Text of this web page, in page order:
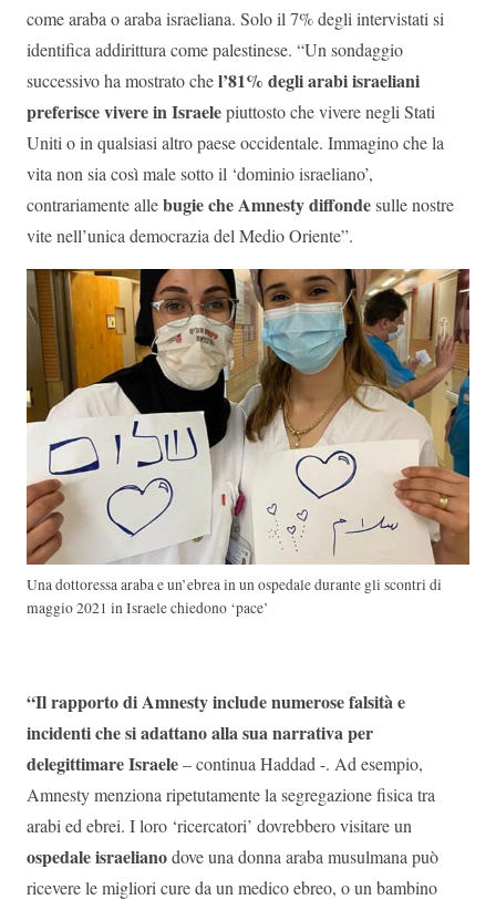
come araba o araba israeliana. Solo il 7% degli intervistati si
identifica addirittura come palestinese. “Un sondaggio
successivo ha mostrato chel’81% degli arabi israeliani
preferisce vivere in Israelepiuttosto che vivere negli Stati
Uniti o in qualsiasi altro paese occidentale. Immagino che la
vita non sia così male sotto il ‘dominio israeliano’,
contrariamente allebugie che Amnesty diffondesulle nostre
vite nell’unica democrazia del Medio Oriente”.
Una dottoressa araba e un’ebrea in un ospedale durante gli scontri di
maggio 2021 in Israele chiedono ‘pace’
“Il rapporto di Amnesty include numerose falsità e
incidenti che si adattano alla sua narrativa per
delegittimare Israele– continua Haddad -. Ad esempio,
Amnesty menziona ripetutamente la segregazione fisica tra
arabi ed ebrei. I loro ‘ricercatori’ dovrebbero visitare un
ospedale israelianodove una donna araba musulmana può
ricevere le migliori cure da un medico ebreo, o un bambino